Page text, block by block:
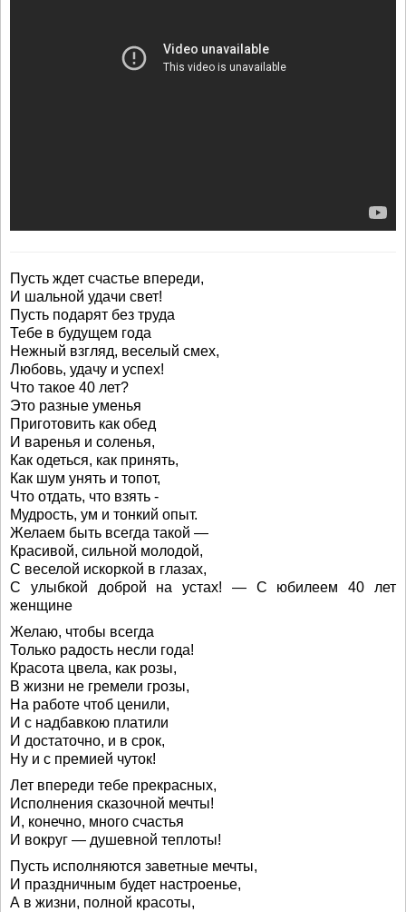
Пусть ждет счастье впереди,
И шальной удачи свет!
Пусть подарят без труда
Тебе в будущем года
Нежный взгляд, веселый смех,
Любовь, удачу и успех!
Что такое 40 лет?
Это разные уменья
Приготовить как обед
И варенья и соленья,
Как одеться, как принять,
Как шум унять и топот,
Что отдать, что взять -
Мудрость, ум и тонкий опыт.
Желаем быть всегда такой —
Красивой, сильной молодой,
С веселой искоркой в глазах,
С улыбкой доброй на устах! — С юбилеем 40 лет
женщине
Желаю, чтобы всегда
Только радость несли года!
Красота цвела, как розы,
В жизни не гремели грозы,
На работе чтоб ценили,
И с надбавкою платили
И достаточно, и в срок,
Ну и с премией чуток!
Лет впереди тебе прекрасных,
Исполнения сказочной мечты!
И, конечно, много счастья
И вокруг — душевной теплоты!
Пусть исполняются заветные мечты,
И праздничным будет настроенье,
А в жизни, полной красоты,